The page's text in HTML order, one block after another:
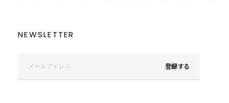
NEWSLETTER
登録する